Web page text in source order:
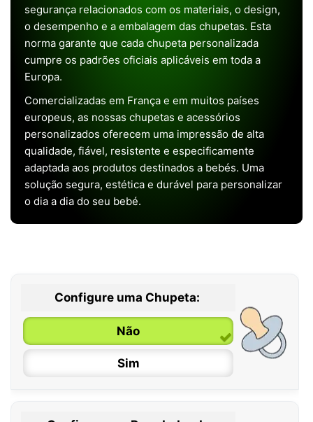
segurança relacionados com os materiais, o design,
o desempenho e a embalagem das chupetas. Esta
norma garante que cada chupeta personalizada
cumpre os padrões oficiais aplicáveis em toda a
Europa.
Comercializadas em França e em muitos países
europeus, as nossas chupetas e acessórios
personalizados oferecem uma impressão de alta
qualidade, fiável, resistente e especificamente
adaptada aos produtos destinados a bebés. Uma
solução segura, estética e durável para personalizar
o dia a dia do seu bebé.
Configure uma Chupeta:
Não
Sim